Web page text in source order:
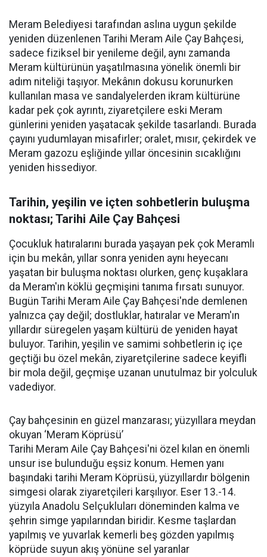
Meram Belediyesi tarafından aslına uygun şekilde
yeniden düzenlenen Tarihi Meram Aile Çay Bahçesi,
sadece fiziksel bir yenileme değil, aynı zamanda
Meram kültürünün yaşatılmasına yönelik önemli bir
adım niteliği taşıyor. Mekânın dokusu korunurken
kullanılan masa ve sandalyelerden ikram kültürüne
kadar pek çok ayrıntı, ziyaretçilere eski Meram
günlerini yeniden yaşatacak şekilde tasarlandı. Burada
çayını yudumlayan misafirler; oralet, mısır, çekirdek ve
Meram gazozu eşliğinde yıllar öncesinin sıcaklığını
yeniden hissediyor.
Tarihin, yeşilin ve içten sohbetlerin buluşma
noktası; Tarihi Aile Çay Bahçesi
Çocukluk hatıralarını burada yaşayan pek çok Meramlı
için bu mekân, yıllar sonra yeniden aynı heyecanı
yaşatan bir buluşma noktası olurken, genç kuşaklara
da Meram'ın köklü geçmişini tanıma fırsatı sunuyor.
Bugün Tarihi Meram Aile Çay Bahçesi'nde demlenen
yalnızca çay değil; dostluklar, hatıralar ve Meram'ın
yıllardır süregelen yaşam kültürü de yeniden hayat
buluyor. Tarihin, yeşilin ve samimi sohbetlerin iç içe
geçtiği bu özel mekân, ziyaretçilerine sadece keyifli
bir mola değil, geçmişe uzanan unutulmaz bir yolculuk
vadediyor.
Çay bahçesinin en güzel manzarası; yüzyıllara meydan
okuyan ‘Meram Köprüsü’
Tarihi Meram Aile Çay Bahçesi'ni özel kılan en önemli
unsur ise bulunduğu eşsiz konum. Hemen yanı
başındaki tarihi Meram Köprüsü, yüzyıllardır bölgenin
simgesi olarak ziyaretçileri karşılıyor. Eser 13.-14.
yüzyıla Anadolu Selçukluları döneminden kalma ve
şehrin simge yapılarından biridir. Kesme taşlardan
yapılmış ve yuvarlak kemerli beş gözden yapılmış
köprüde suyun akış yönüne sel yaranlar